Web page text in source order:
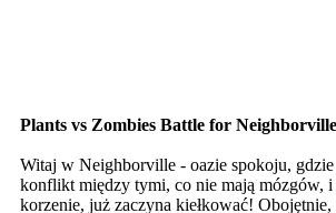
Plants vs Zombies Battle for
Witaj w Neighborville - oazie spokoju,
konflikt między tymi, co nie mają mózgów, i
korzenie, już zaczyna kiełkować!